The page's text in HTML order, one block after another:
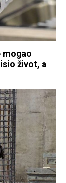
mogao
život, a